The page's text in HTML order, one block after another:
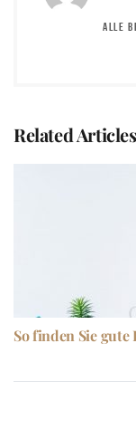
ALLE
Related Articles
So finden Sie